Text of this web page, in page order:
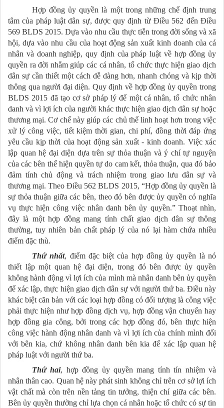
Hợp đồng ủy quyền là một trong những chế định trung
tâm của pháp luật dân sự, được quy định từ Điều 562 đến Điều
569 BLDS 2015. Dựa vào nhu cầu thực tiễn trong đời sống và xã
hội, dựa vào nhu cầu của hoạt động sản xuất kinh doanh của cá
nhân và doanh nghiệp, quy định của pháp luật về hợp đồng ủy
quyền ra đời nhằm giúp các cá nhân, tổ chức thực hiện giao dịch
dân sự cần thiết một cách dễ dàng hơn, nhanh chóng và kịp thời
thông qua người đại diện. Quy định về hợp đồng ủy quyền trong
BLDS 2015 đã tạo cơ sở pháp lý để một cá nhân, tổ chức nhân
danh và vì lợi ích của người khác thực hiện giao dịch dân sự hoặc
thương mại. Cơ chế này giúp các chủ thể linh hoạt hơn trong việc
xử lý công việc, tiết kiệm thời gian, chi phí, đồng thời đáp ứng
yêu cầu kịp thời của hoạt động sản xuất - kinh doanh. Việc xác
lập quan hệ đại diện dựa trên sự thỏa thuận và ý chí tự nguyện
của các bên thể hiện quyền tự do cam kết, thỏa thuận, qua đó bảo
đảm tính chủ động và trách nhiệm trong giao lưu dân sự và
thương mại. Theo Điều 562 BLDS 2015, “Hợp đồng ủy quyền là
sự thỏa thuận giữa các bên, theo đó bên được ủy quyền có nghĩa
vụ thực hiện công việc nhân danh bên ủy quyền.” Thoạt nhìn,
đây là một hợp đồng mang tính chất giao dịch dân sự thông
thường, tuy nhiên bản chất pháp lý của nó lại hàm chứa nhiều
điểm đặc thù.
Thứ nhất, điểm đặc biệt của hợp đồng ủy quyền là nó
thiết lập một quan hệ đại diện, trong đó bên được ủy quyền
không hành động vì lợi ích của mình mà nhân danh bên ủy quyền
để xác lập, thực hiện giao dịch dân sự với người thứ ba. Điều này
khác biệt căn bản với các loại hợp đồng có đối tượng là công việc
phải thực hiện như hợp đồng dịch vụ, hợp đồng vận chuyển hay
hợp đồng gia công, bởi trong các hợp đồng đó, bên thực hiện
công việc hành động nhân danh và vì lợi ích của chính mình đối
với bên kia, chứ không nhân danh bên kia để xác lập quan hệ
pháp luật với người thứ ba.
Thứ hai, hợp đồng ủy quyền mang tính tín nhiệm và
nhân thân cao. Quan hệ này phát sinh không chỉ trên cơ sở lợi ích
vật chất mà còn trên nền tảng tin tưởng, thiện chí giữa các bên.
Bên ủy quyền thường chỉ lựa chọn cá nhân hoặc tổ chức có sự tin